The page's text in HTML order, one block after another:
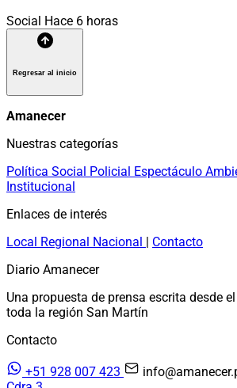
Social Hace 6 horas
Regresar al inicio
Amanecer
Nuestras categorías
Política Social Policial Espectáculo
Institucional
Enlaces de interés
Local Regional Nacional | Contacto
Diario Amanecer
Una propuesta de prensa escrita desde
toda la región San Martín
Contacto
+51 928 007 423